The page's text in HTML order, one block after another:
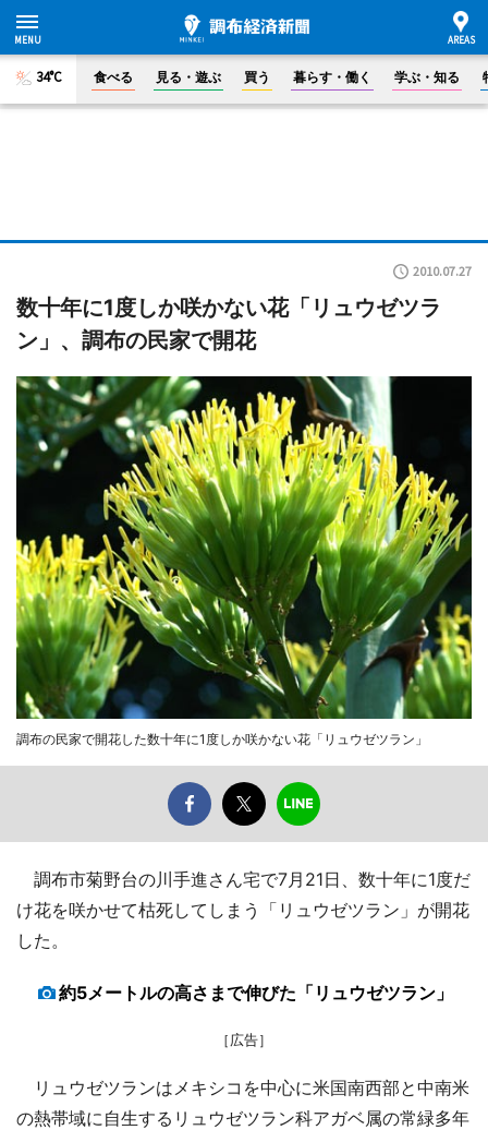
34°C 食べる 見る・遊ぶ 買う 暮らす・働く 学ぶ・知る
2010.07.27
数十年に1度しか咲かない花「リュウゼツラ
ン」、調布の民家で開花
調布の民家で開花した数十年に1度しか咲かない花「リュウゼツラン」
調布市菊野台の川手進さん宅で7月21日、数十年に1度だ
け花を咲かせて枯死してしまう「リュウゼツラン」が開花
した。
約5メートルの高さまで伸びた「リュウゼツラン」
［広告］
リュウゼツランはメキシコを中心に米国南西部と中南米
の熱帯域に自生するリュウゼツラン科アガベ属の常緑多年